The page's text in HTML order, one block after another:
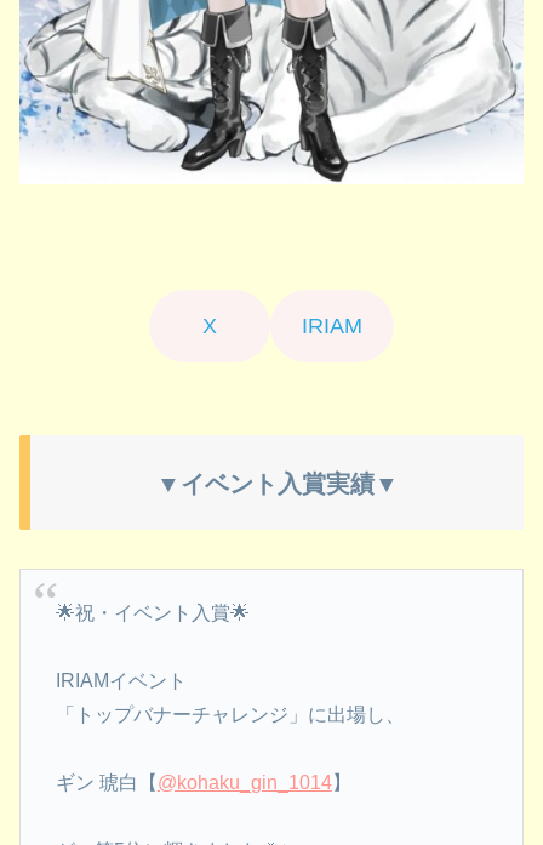
X IRIAM
▼イベント入賞実績▼
🌟祝・イベント入賞🌟
IRIAMイベント
「トップバナーチャレンジ」に出場し、
ギン 琥白【 @kohaku_gin_1014】